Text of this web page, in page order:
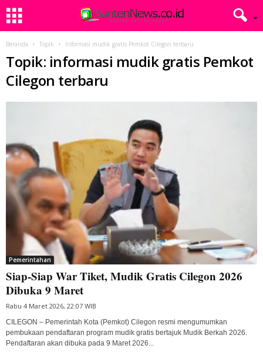
Beranda Topik Informasi mudik gratis Pemkot Cilegon terbaru
Topik: informasi mudik gratis Pemkot
Cilegon terbaru
Pemerintahan
Siap-Siap War Tiket, Mudik Gratis Cilegon 2026
Dibuka 9 Maret
Rabu 4 Maret 2026, 22:07 WIB
CILEGON – Pemerintah Kota (Pemkot) Cilegon resmi mengumumkan
pembukaan pendaftaran program mudik gratis bertajuk Mudik Berkah 2026.
Pendaftaran akan dibuka pada 9 Maret 2026...